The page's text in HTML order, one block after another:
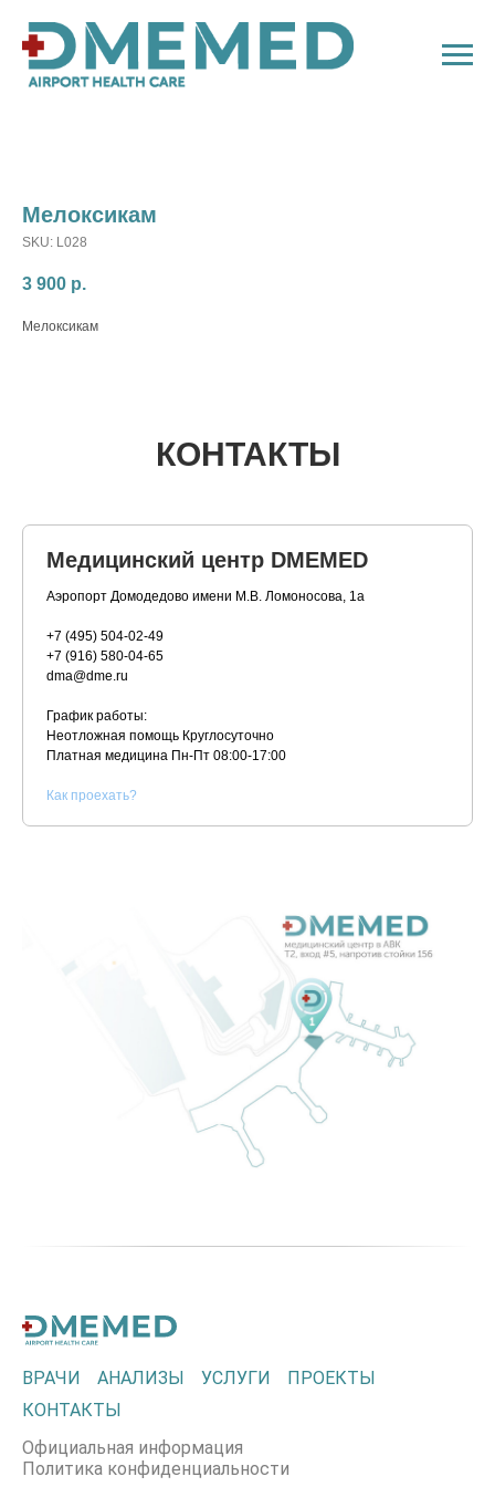
Мелоксикам
SKU: L028
3 900 р.
Мелоксикам
КОНТАКТЫ
Медицинский центр DMEMED
Аэропорт Домодедово имени М.В. Ломоносова, 1а
+7 (495) 504-02-49
+7 (916) 580-04-65
dma@dme.ru
График работы:
Неотложная помощь Круглосуточно
Платная медицина Пн-Пт 08:00-17:00
Как проехать?
ВРАЧИ АНАЛИЗЫ УСЛУГИ
ПРОЕКТЫ
КОНТАКТЫ
Официальная информация
Политика конфиденциальности